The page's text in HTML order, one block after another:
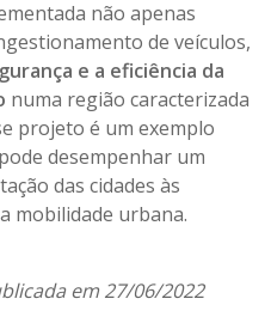
não apenas
de veículos,
e a eficiência da
numa região caracterizada
projeto é um exemplo
desempenhar um
das cidades às
mobilidade urbana.
em 27/06/2022